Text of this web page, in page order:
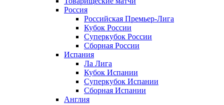
Россия
Российская Премьер-Лига
Кубок России
Суперкубок России
Сборная России
Испания
Ла Лига
Кубок Испании
Суперкубок Испании
Сборная Испании
Англия